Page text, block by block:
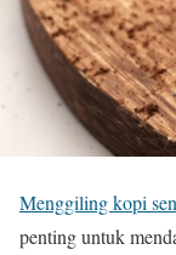
Menggiling kopi
penting untuk